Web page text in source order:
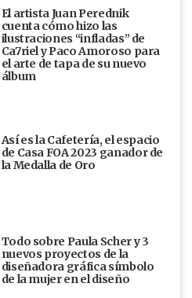
El artista Juan Perednik
cuenta cómo hizo las
ilustraciones “infladas” de
Ca7riel y Paco Amoroso para
el arte de tapa de su nuevo
álbum
Así es la Cafetería, el espacio
de Casa FOA 2023 ganador de
la Medalla de Oro
Todo sobre Paula Scher y 3
nuevos proyectos de la
diseñadora gráfica símbolo
de la mujer en el diseño